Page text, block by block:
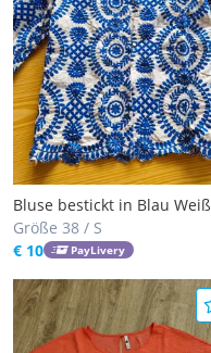
Bluse bestickt in Blau Weiß
Größe 38 / S
€ 10
PayLivery